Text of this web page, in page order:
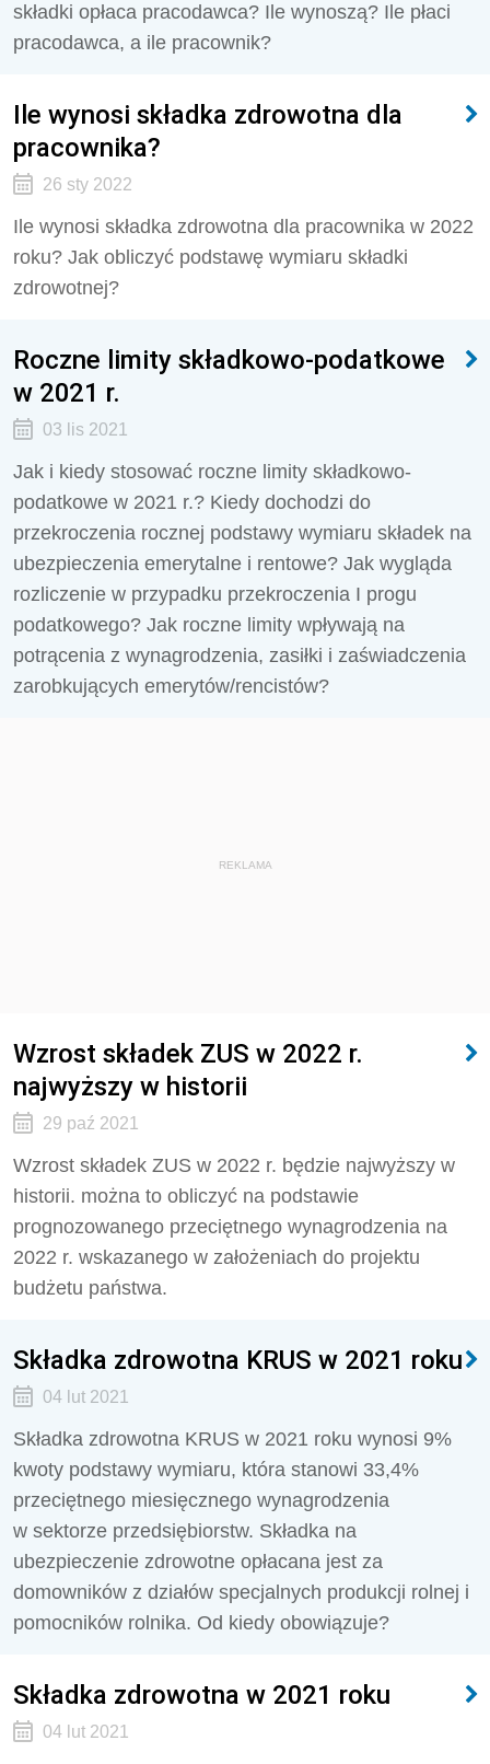
składki opłaca pracodawca? Ile wynoszą? Ile płaci
pracodawca, a ile pracownik?
Ile wynosi składka zdrowotna dla
pracownika?
26 sty 2022
Ile wynosi składka zdrowotna dla pracownika w 2022
roku? Jak obliczyć podstawę wymiaru składki
zdrowotnej?
Roczne limity składkowo-podatkowe
w 2021 r.
03 lis 2021
Jak i kiedy stosować roczne limity składkowo-
podatkowe w 2021 r.? Kiedy dochodzi do
przekroczenia rocznej podstawy wymiaru składek na
ubezpieczenia emerytalne i rentowe? Jak wygląda
rozliczenie w przypadku przekroczenia I progu
podatkowego? Jak roczne limity wpływają na
potrącenia z wynagrodzenia, zasiłki i zaświadczenia
zarobkujących emerytów/rencistów?
REKLAMA
Wzrost składek ZUS w 2022 r.
najwyższy w historii
29 paź 2021
Wzrost składek ZUS w 2022 r. będzie najwyższy w
historii. można to obliczyć na podstawie
prognozowanego przeciętnego wynagrodzenia na
2022 r. wskazanego w założeniach do projektu
budżetu państwa.
Składka zdrowotna KRUS w 2021 roku
04 lut 2021
Składka zdrowotna KRUS w 2021 roku wynosi 9%
kwoty podstawy wymiaru, która stanowi 33,4%
przeciętnego miesięcznego wynagrodzenia
w sektorze przedsiębiorstw. Składka na
ubezpieczenie zdrowotne opłacana jest za
domowników z działów specjalnych produkcji rolnej i
pomocników rolnika. Od kiedy obowiązuje?
Składka zdrowotna w 2021 roku
04 lut 2021